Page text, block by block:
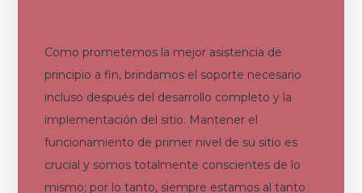
Como prometemos la mejor asistencia de
principio a fin, brindamos el soporte necesario
incluso después del desarrollo completo y la
implementación del sitio. Mantener el
funcionamiento de primer nivel de su sitio es
crucial y somos totalmente conscientes de lo
mismo; por lo tanto, siempre estamos al tanto